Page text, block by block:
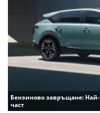
Бензиново завръщане:
част